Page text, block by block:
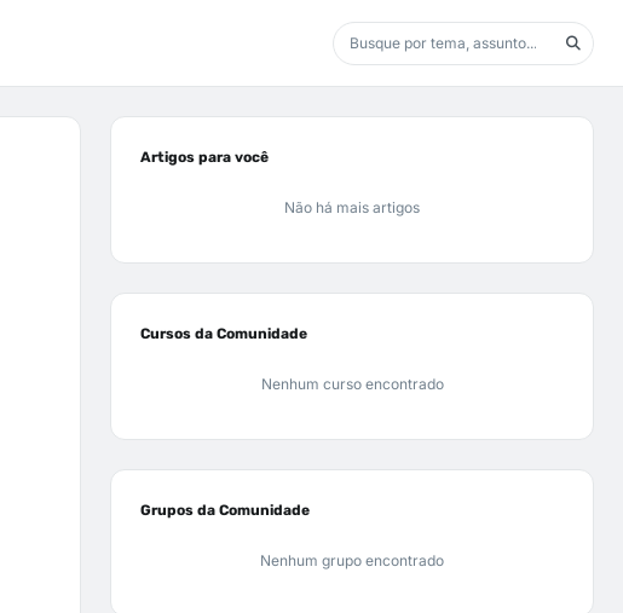
Artigos para você
Não há mais artigos
Cursos da Comunidade
Nenhum curso encontrado
Grupos da Comunidade
Nenhum grupo encontrado